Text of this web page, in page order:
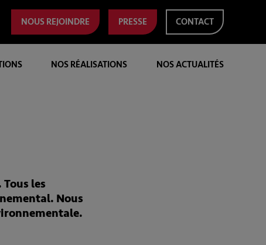
NOUS REJOINDRE PRESSE CONTACT
NOS RÉALISATIONS NOS ACTUALITÉS
les
Nous